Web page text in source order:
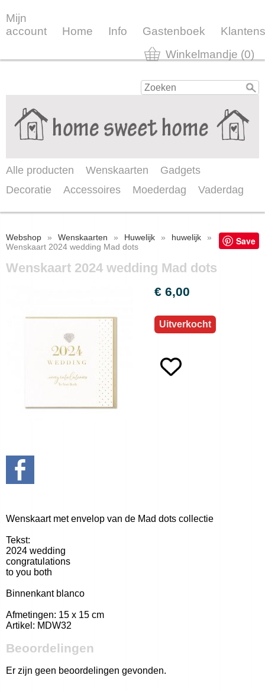
Mijn
account
Home Info Gastenboek
Winkelmandje (0)
Alle producten Wenskaarten
Gadgets
Decoratie
Accessoires Moederdag Vaderdag
Save
Webshop » Wenskaarten » Huwelijk » huwelijk
»
Wenskaart 2024 wedding Mad dots
Wenskaart 2024 wedding Mad dots
€ 6,00
Uitverkocht
Wenskaart met envelop van de Mad dots collectie
Tekst:
2024 wedding
congratulations
to you both
Binnenkant blanco
Afmetingen: 15 x 15 cm
Artikel: MDW32
Beoordelingen
Er zijn geen beoordelingen gevonden.